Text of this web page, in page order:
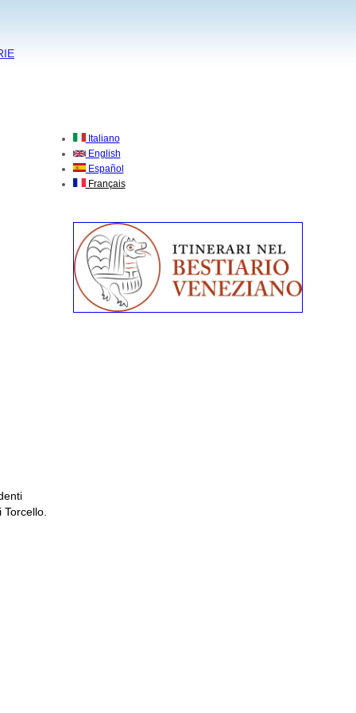
Italiano
English
Español
Français